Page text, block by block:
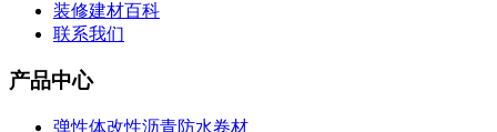
装修建材百科
联系我们
产品中心
弹性体改性沥青防水卷材